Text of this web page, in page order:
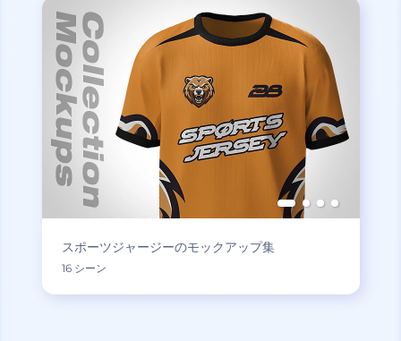
スポーツジャージーのモックアップ集
16 シーン